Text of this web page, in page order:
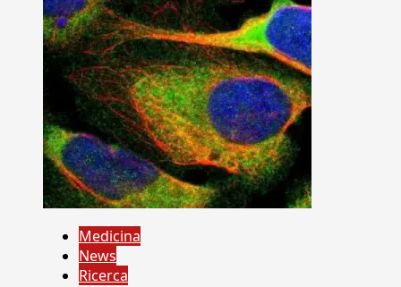
Medicina
News
Ricerca